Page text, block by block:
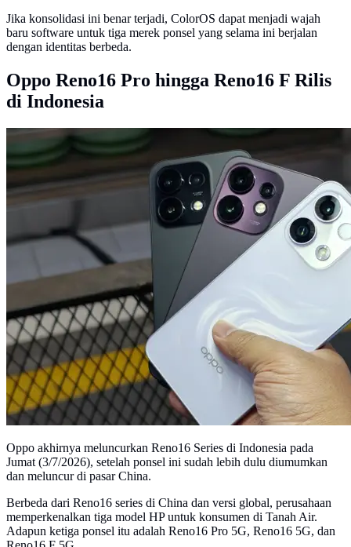
Jika konsolidasi ini benar terjadi, ColorOS dapat menjadi wajah
baru software untuk tiga merek ponsel yang selama ini berjalan
dengan identitas berbeda.
Oppo Reno16 Pro hingga Reno16 F Rilis
di Indonesia
Oppo akhirnya meluncurkan Reno16 Series di Indonesia pada
Jumat (3/7/2026), setelah ponsel ini sudah lebih dulu diumumkan
dan meluncur di pasar China.
Berbeda dari Reno16 series di China dan versi global, perusahaan
memperkenalkan tiga model HP untuk konsumen di Tanah Air.
Adapun ketiga ponsel itu adalah Reno16 Pro 5G, Reno16 5G, dan